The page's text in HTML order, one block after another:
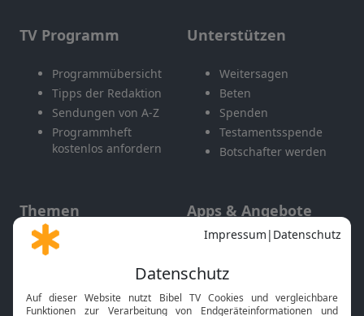
TV Programm
Programmübersicht
Tipps der Redaktion
Sendungen von A-Z
Programmheft
kostenlos anfordern
Unterstützen
Weitersagen
Beten
Spenden
Testamentsspende
Botschafter werden
Themen
Gott und Bibel erklärt
Neuigkeiten
Apps & Angebote
Mobile App
Smart TV